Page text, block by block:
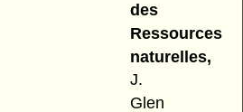
des
Ressources
naturelles,
J.
Glen